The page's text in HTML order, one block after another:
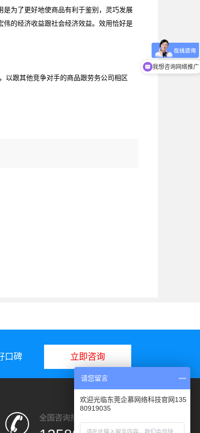
为了更好地使商品有利于鉴别，灵巧发展
的经济收益跟社会经济效益。效用恰好是
以跟其他竞争对手的商品跟劳务公司相区
口碑 立即咨询
全国咨询热线：
我想咨询网络推广
我想咨询小程序
请您留言
欢迎光临东莞企慕网络科技官网135
80919035